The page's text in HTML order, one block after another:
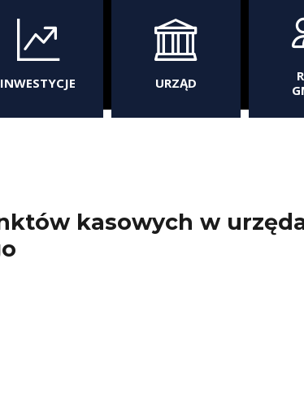
INWESTYCJE URZĄD
kasowych w